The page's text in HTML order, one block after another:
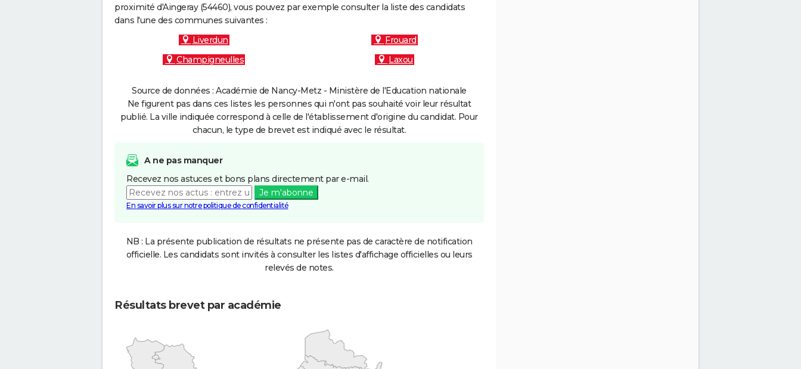
proximité d'Aingeray (54460), vous pouvez par exemple consulter la liste des candidats
dans l'une des communes suivantes :
Liverdun
Frouard
Champigneulles
Laxou
Source de données : Académie de Nancy-Metz - Ministère de l'Education nationale
Ne figurent pas dans ces listes les personnes qui n'ont pas souhaité voir leur résultat
publié. La ville indiquée correspond à celle de l'établissement d'origine du candidat. Pour
chacun, le type de brevet est indiqué avec le résultat.
A ne pas manquer
Recevez nos astuces et bons plans directement par e-mail.
Je m'abonne
En savoir plus sur notre politique de confidentialité
NB : La présente publication de résultats ne présente pas de caractère de notification
officielle. Les candidats sont invités à consulter les listes d'affichage officielles ou leurs
relevés de notes.
Résultats brevet par académie